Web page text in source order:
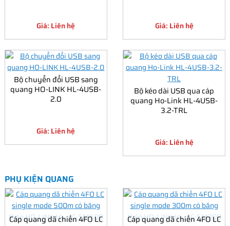
Giá: Liên hệ Giá: Liên hệ
Bộ chuyển đổi USB sang
quang HO-LINK HL-4USB-
2.0
Giá: Liên hệ
Bộ kéo dài USB qua cáp
quang Ho-Link HL-4USB-
3.2-TRL
Giá: Liên hệ
PHỤ KIỆN QUANG
Cáp quang dã chiến 4FO LC
Cáp quang dã chiến 4FO LC